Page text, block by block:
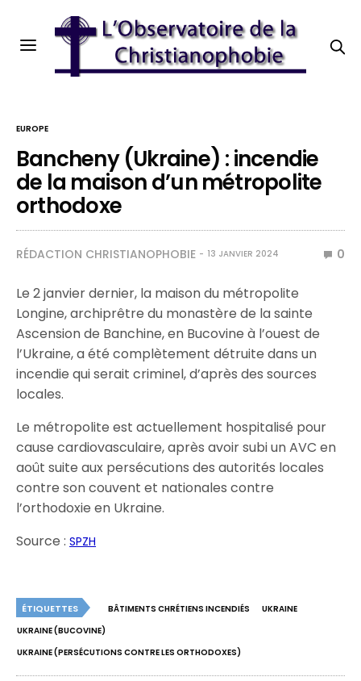
EUROPE
Bancheny (Ukraine) : incendie
de la maison d’un métropolite
orthodoxe
RÉDACTION CHRISTIANOPHOBIE 13 JANVIER 2024 0
Le 2 janvier dernier, la maison du métropolite
Longine, archiprêtre du monastère de la sainte
Ascension de Banchine, en Bucovine à l’ouest de
l’Ukraine, a été complètement détruite dans un
incendie qui serait criminel, d’après des sources
locales.
Le métropolite est actuellement hospitalisé pour
cause cardiovasculaire, après avoir subi un AVC en
août suite aux persécutions des autorités locales
contre son couvent et nationales contre
l’orthodoxie en Ukraine.
Source :SPZH
ÉTIQUETTES BÂTIMENTS CHRÉTIENS INCENDIÉS
UKRAINE
UKRAINE (BUCOVINE)
UKRAINE (PERSÉCUTIONS CONTRE LES ORTHODOXES)